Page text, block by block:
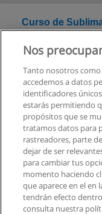
Curso de
Modalidad: Presencial
Nos
Tanto nosotros
accedemos a datos
identificadores
estarás permitiendo
propósitos que se
tratamos datos para
rastreadores, parte
dejar de ser
para cambiar tus
momento haciendo
que aparece en el en
tendrán efecto
consulta nuestra